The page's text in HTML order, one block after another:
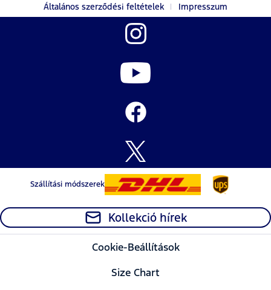
Általános szerződési feltételek
Impresszum
Szállítási módszerek
Kollekció hírek
Cookie-Beállítások
Size Chart